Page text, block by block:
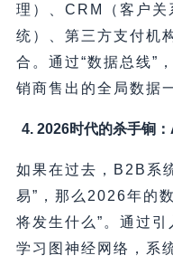
理）、CRM（客户关
统）、第三方支付机
合。通过“数据总线”
销商售出的全局数据
4. 2026时代的杀手锏
如果在过去，B2B系
易”，那么2026年的
将发生什么”。通过
学习图神经网络，系